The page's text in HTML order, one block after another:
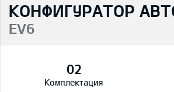
КОНФИГУРАТОР
EV6
Комплектация